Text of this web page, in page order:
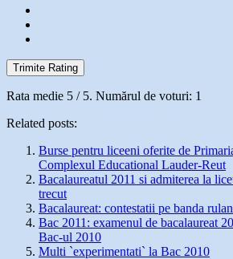
Trimite Rating
Rata medie 5 / 5. Numărul de voturi: 1
Related posts:
Burse pentru liceeni oferite de
Complexul Educational Lauder-Reut
Bacalaureatul 2011 si admiterea la
trecut
Bacalaureat: contestatii pe banda
Bac 2011: examenul de bacalaureat
Bac-ul 2010
Multi `experimentati` la Bac 2010